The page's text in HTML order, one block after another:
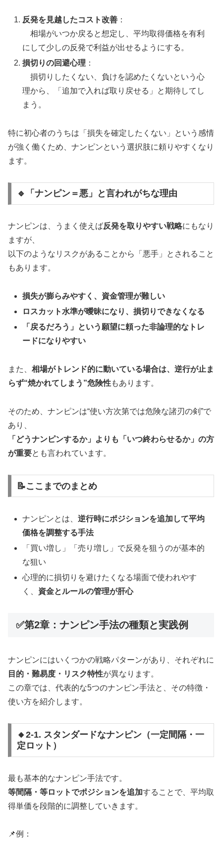
反発を見越したコスト改善 ：
相場がいつか戻ると想定し、平均取得価格を有利
にして少しの反発で利益が出せるようにする。
損切りの回避心理 ：
損切りしたくない、負けを認めたくないという心
理から、「追加で入れば取り戻せる」と期待してし
まう。
特に初心者のうちは「損失を確定したくない」という感情
が強く働くため、ナンピンという選択肢に頼りやすくなり
ます。
🔹「ナンピン＝悪」と言われがちな理由
ナンピンは、うまく使えば反発を取りやすい戦略にもなり
ますが、
以下のようなリスクがあることから「悪手」とされること
もあります。
損失が膨らみやすく、資金管理が難しい
ロスカット水準が曖昧になり、損切りできなくなる
「戻るだろう」という願望に頼った非論理的なトレ
ードになりやすい
また、 相場がトレンド的に動いている場合は、逆行が止ま
らず“焼かれてしまう”危険性もあります。
そのため、ナンピンは“使い方次第では危険な諸刃の剣”で
あり、
「どうナンピンするか」よりも「いつ終わらせるか」の方
が重要とも言われています。
📝ここまでのまとめ
ナンピンとは、逆行時にポジションを追加して平均
価格を調整する手法
「買い増し」「売り増し」で反発を狙うのが基本的
な狙い
心理的に損切りを避けたくなる場面で使われやす
く、 資金とルールの管理が肝心
✅第2章：ナンピン手法の種類と実践例
ナンピンにはいくつかの戦略パターンがあり、それぞれに
目的・難易度・リスク特性が異なります。
この章では、代表的な5つのナンピン手法と、その特徴・
使い方を紹介します。
🔸2-1. スタンダードなナンピン（一定間隔・一
定ロット）
最も基本的なナンピン手法です。
等間隔・等ロットでポジションを追加することで、平均取
得単価を段階的に調整していきます。
📌例：